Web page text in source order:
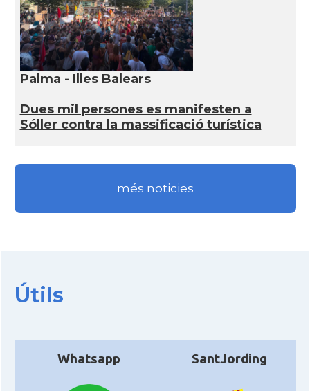
Palma - Illes Balears
Dues mil persones es manifesten a
Sóller contra la massificació turística
més noticies
Útils
Whatsapp SantJording